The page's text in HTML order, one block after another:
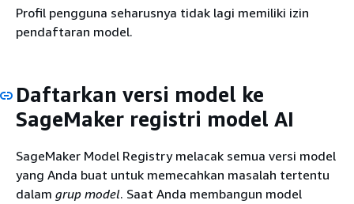
Profil pengguna seharusnya tidak lagi memiliki izin
pendaftaran model.
Daftarkan versi model ke
SageMaker registri model AI
SageMaker Model Registry melacak semua versi model
yang Anda buat untuk memecahkan masalah tertentu
dalam grup model. Saat Anda membangun model